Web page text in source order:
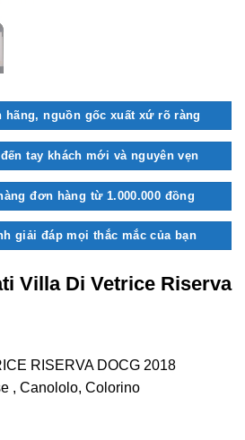
hãng, nguồn gốc xuất xứ rõ ràng
tay khách mới và nguyên vẹn
đơn hàng từ 1.000.000 đồng
giải đáp mọi thắc mắc của bạn
Villa Di Vetrice Riserva
RISERVA DOCG 2018
, Canololo, Colorino